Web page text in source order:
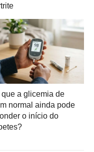
que a glicemia de
normal ainda pode
o início do